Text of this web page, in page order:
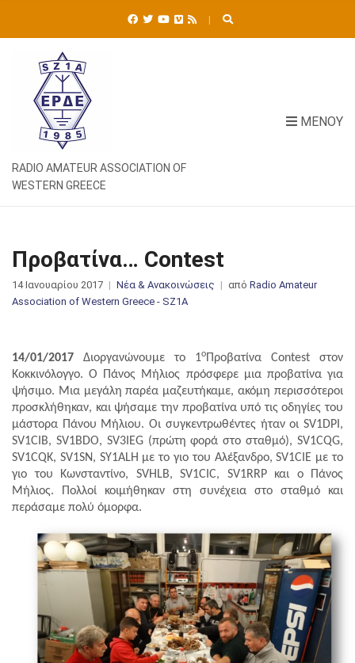
RADIO AMATEUR ASSOCIATION OF
WESTERN GREECE
ΜΕΝΟΎ
Προβατίνα… Contest
14 Ιανουαρίου 2017 Νέα & Ανακοινώσεις από Radio Amateur
Association of Western Greece - SZ1A
14/01/2017 Διοργανώνουμε το 1ο Προβατίνα Contest
στον
Κοκκινόλογγο. Ο Πάνος Μήλιος πρόσφερε μια προβατίνα για
ψήσιμο. Μια μεγάλη παρέα μαζευτήκαμε, ακόμη περισσότεροι
προσκλήθηκαν, και ψήσαμε την προβατίνα υπό τις οδηγίες του
μάστορα Πάνου Μήλιου. Οι συγκεντρωθέντες ήταν οι SV1DPI ,
SV1CIB, SV1BDO, SV3IEG(πρώτη φορά στο σταθμό),SV1CQG,
SV1CQK, SV1SN, SY1ALH με το γιο του Αλέξανδρο,SV1CIE με το
γιο του Κωνσταντίνο, SVHLB, SV1CIC, SV1RRP
και ο Πάνος
Μήλιος. Πολλοί κοιμήθηκαν στη συνέχεια στο σταθμό και
περάσαμε πολύ όμορφα.